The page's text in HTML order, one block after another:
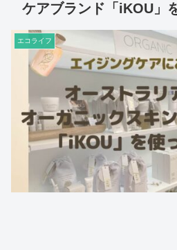
ケアブランド「iKOU」
エコライフ